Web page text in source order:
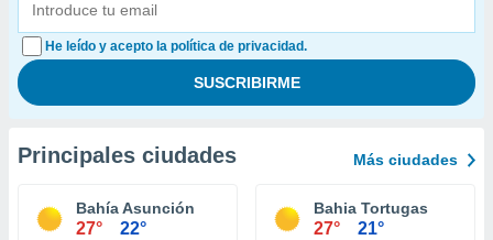
He leído y acepto la política de privacidad.
Principales ciudades Más ciudades
Bahía Asunción
27° 22°
Bahia Tortugas
27° 21°